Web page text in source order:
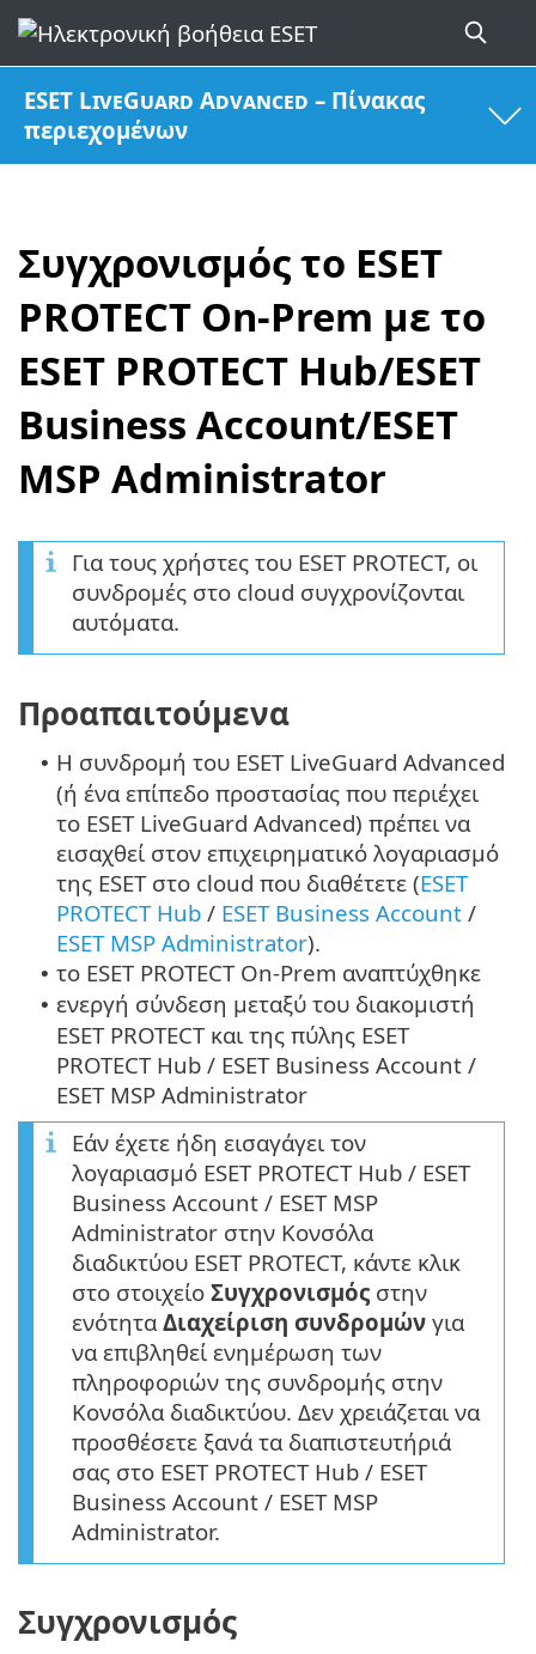
ESET LiveGuard Advanced – Πίνακας
περιεχομένων
Συγχρονισμός το ESET
PROTECT On-Prem με το
ESET PROTECT Hub/ESET
Business Account/ESET
MSP Administrator
Για τους χρήστες του ESET PROTECT, οι
συνδρομές στο cloud συγχρονίζονται
αυτόματα.
Προαπαιτούμενα
• Η συνδρομή του ESET LiveGuard Advanced
(ή ένα επίπεδο προστασίας που περιέχει
το ESET LiveGuard Advanced) πρέπει να
εισαχθεί στον επιχειρηματικό λογαριασμό
της ESET στο cloud που διαθέτετε (ESET
PROTECT Hub / ESET Business Account /
ESET MSP Administrator).
• το ESET PROTECT On-Prem αναπτύχθηκε
• ενεργή σύνδεση μεταξύ του διακομιστή
ESET PROTECT και της πύλης ESET
PROTECT Hub / ESET Business Account /
ESET MSP Administrator
Εάν έχετε ήδη εισαγάγει τον
λογαριασμό ESET PROTECT Hub / ESET
Business Account / ESET MSP
Administrator στην Κονσόλα
διαδικτύου ESET PROTECT, κάντε κλικ
στο στοιχείο Συγχρονισμός στην
ενότητα Διαχείριση συνδρομών για
να επιβληθεί ενημέρωση των
πληροφοριών της συνδρομής στην
Κονσόλα διαδικτύου. Δεν χρειάζεται να
προσθέσετε ξανά τα διαπιστευτήριά
σας στο ESET PROTECT Hub / ESET
Business Account / ESET MSP
Administrator.
Συγχρονισμός